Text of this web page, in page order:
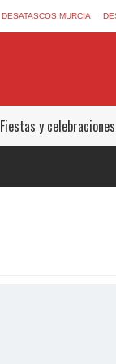
DESATASCOS MURCIA
Fiestas y celebraciones